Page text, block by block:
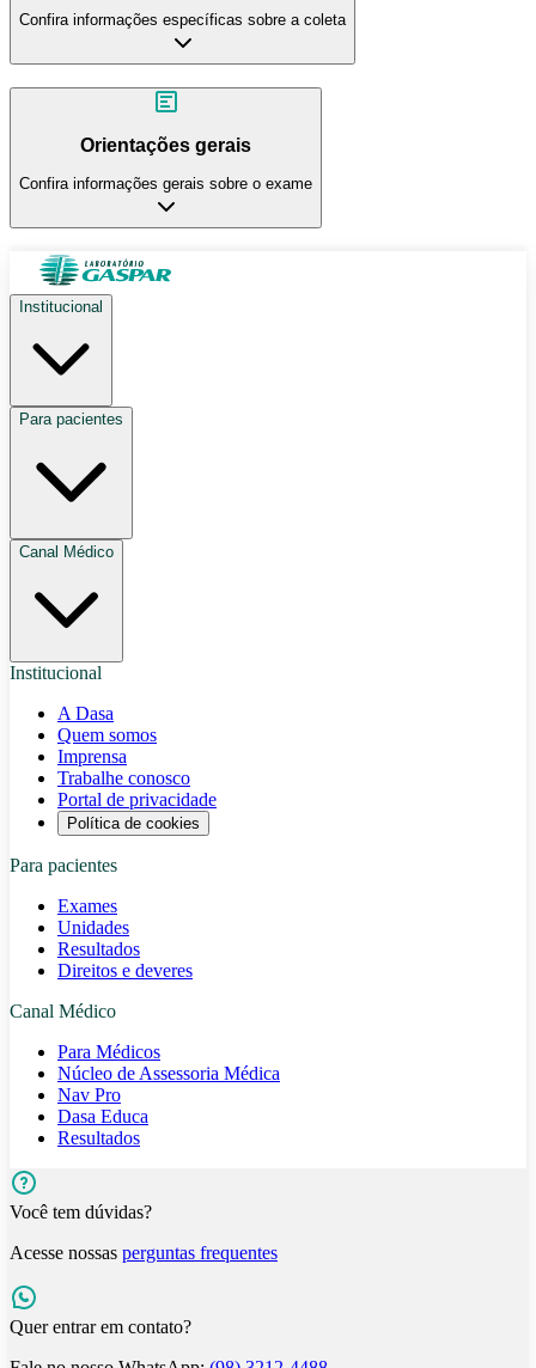
Confira informações específicas sobre a coleta
Orientações gerais
Confira informações gerais sobre o exame
Institucional
Para pacientes
Canal Médico
Institucional
A Dasa
Quem somos
Imprensa
Trabalhe conosco
Portal de privacidade
Política de cookies
Para pacientes
Exames
Unidades
Resultados
Direitos e deveres
Canal Médico
Para Médicos
Núcleo de Assessoria Médica
Nav Pro
Dasa Educa
Resultados
Você tem dúvidas?
Acesse nossas perguntas frequentes
Quer entrar em contato?